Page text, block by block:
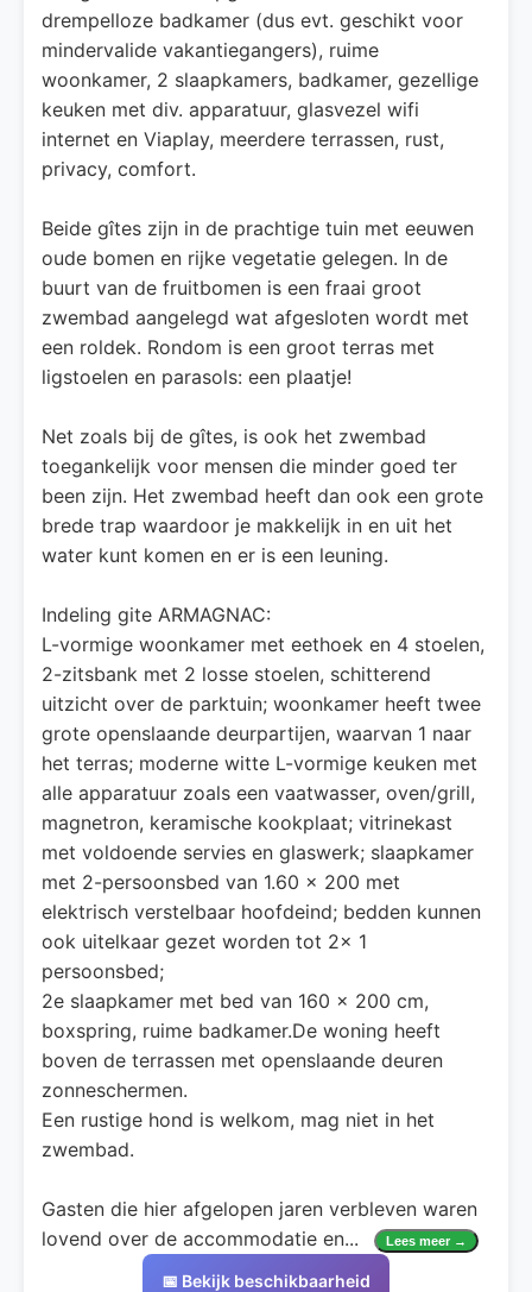
drempelloze badkamer (dus evt. geschikt voor
mindervalide vakantiegangers), ruime
woonkamer, 2 slaapkamers, badkamer, gezellige
keuken met div. apparatuur, glasvezel wifi
internet en Viaplay, meerdere terrassen, rust,
privacy, comfort.
Beide gîtes zijn in de prachtige tuin met eeuwen
oude bomen en rijke vegetatie gelegen. In de
buurt van de fruitbomen is een fraai groot
zwembad aangelegd wat afgesloten wordt met
een roldek. Rondom is een groot terras met
ligstoelen en parasols: een plaatje!
Net zoals bij de gîtes, is ook het zwembad
toegankelijk voor mensen die minder goed ter
been zijn. Het zwembad heeft dan ook een grote
brede trap waardoor je makkelijk in en uit het
water kunt komen en er is een leuning.
Indeling gite ARMAGNAC:
L-vormige woonkamer met eethoek en 4 stoelen,
2-zitsbank met 2 losse stoelen, schitterend
uitzicht over de parktuin; woonkamer heeft twee
grote openslaande deurpartijen, waarvan 1 naar
het terras; moderne witte L-vormige keuken met
alle apparatuur zoals een vaatwasser, oven/grill,
magnetron, keramische kookplaat; vitrinekast
met voldoende servies en glaswerk; slaapkamer
met 2-persoonsbed van 1.60 x 200 met
elektrisch verstelbaar hoofdeind; bedden kunnen
ook uitelkaar gezet worden tot 2x 1
persoonsbed;
2e slaapkamer met bed van 160 x 200 cm,
boxspring, ruime badkamer.De woning heeft
boven de terrassen met openslaande deuren
zonneschermen.
Een rustige hond is welkom, mag niet in het
zwembad.
Gasten die hier afgelopen jaren verbleven waren
lovend over de accommodatie en... Lees meer →
📅 Bekijk beschikbaarheid